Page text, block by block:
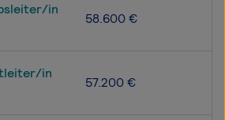
in
58.600 €
in
57.200 €